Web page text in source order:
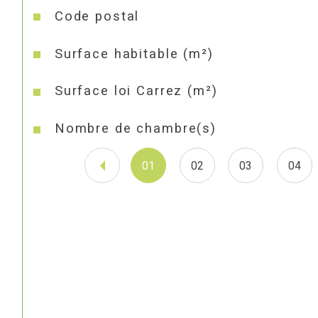
Caractéristiques Valeurs
Code postal
Surface habitable (m²)
Surface loi Carrez (m²)
Nombre de chambre(s)
01 02 03 04